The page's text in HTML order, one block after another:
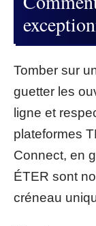
Tomber sur
guetter les
ligne et
plateformes
Connect, en
ÉTER sont
créneau